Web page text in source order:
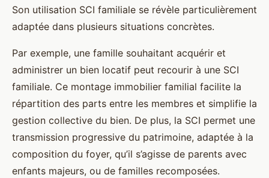
Son utilisation SCI familiale se révèle particulièrement
adaptée dans plusieurs situations concrètes.
Par exemple, une famille souhaitant acquérir et
administrer un bien locatif peut recourir à une SCI
familiale. Ce montage immobilier familial facilite la
répartition des parts entre les membres et simplifie la
gestion collective du bien. De plus, la SCI permet une
transmission progressive du patrimoine, adaptée à la
composition du foyer, qu’il s’agisse de parents avec
enfants majeurs, ou de familles recomposées.